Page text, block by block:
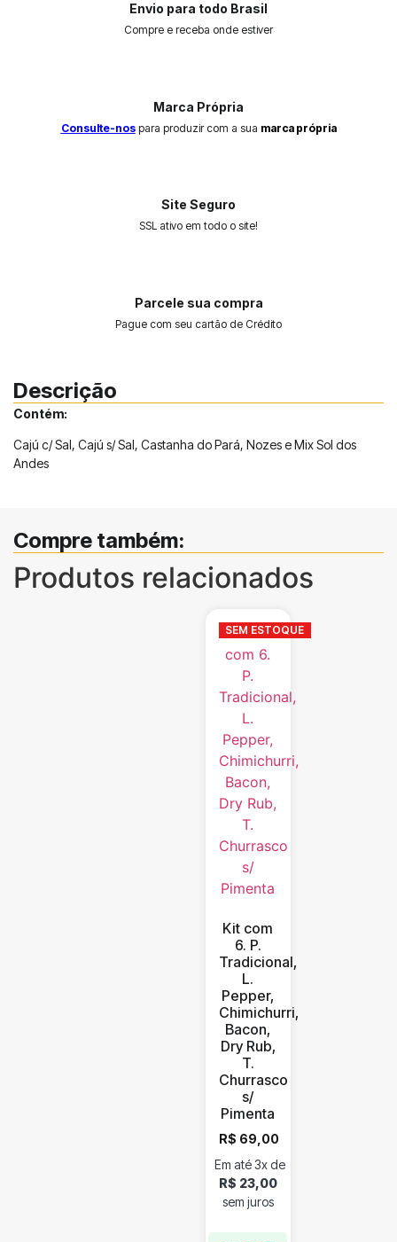
Envio para todo Brasil
Compre e receba onde estiver
Marca Própria
Consulte-nospara produzir com a sua marca própria
Site Seguro
SSL ativo em todo o site!
Parcele sua compra
Pague com seu cartão de Crédito
Descrição
Contém:
Cajú c/ Sal, Cajú s/ Sal, Castanha do Pará, Nozes e Mix Sol dos
Andes
Compre também:
Produtos relacionados
SEM ESTOQUE
Kit com
6. P.
Tradicional,
L.
Pepper,
Chimichurri,
Bacon,
Dry Rub,
T.
Churrasco
s/
Pimenta
R$ 69,00
Em até 3x de
R$ 23,00
sem juros